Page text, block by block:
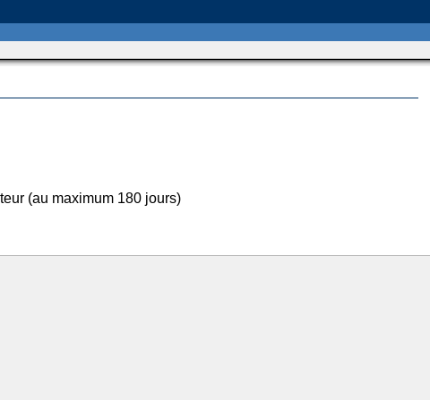
(au maximum 180 jours)